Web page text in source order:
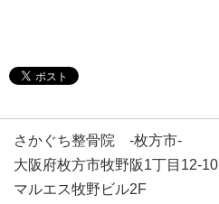
さかぐち整骨院 -枚方市-
大阪府枚方市牧野阪1丁目12-10
マルエス牧野ビル2F